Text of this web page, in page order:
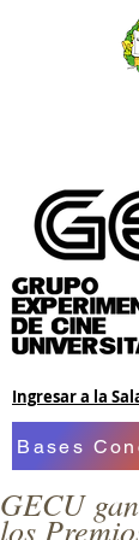
Ingresar a la
Bases
GECU
los